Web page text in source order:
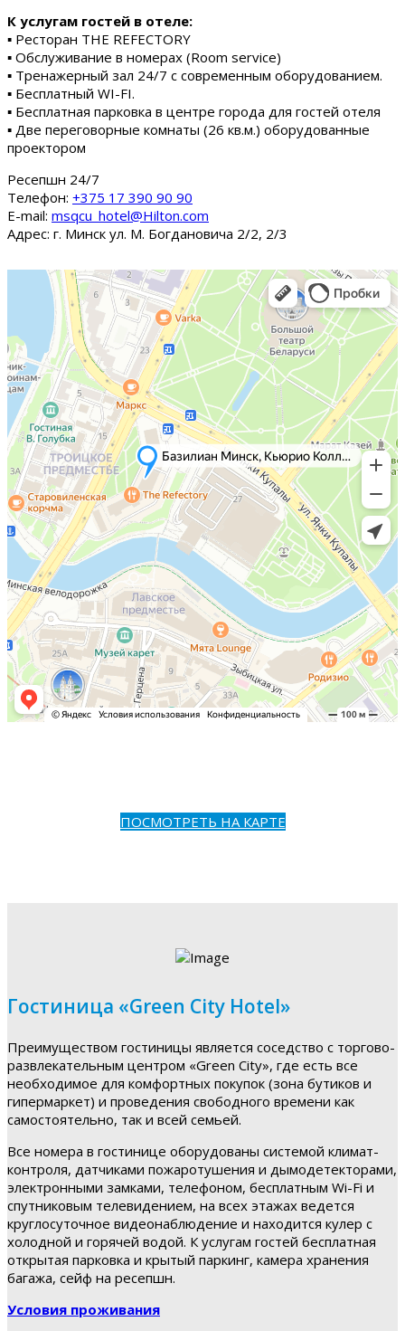
К услугам гостей в отеле:
▪ Ресторан THE REFECTORY
▪ Обслуживание в номерах (Room service)
▪ Тренажерный зал 24/7 с современным оборудованием.
▪ Бесплатный WI-FI.
▪ Бесплатная парковка в центре города для гостей отеля
▪ Две переговорные комнаты (26 кв.м.) оборудованные
проектором
Ресепшн 24/7
Tелефон: +375 17 390 90 90
E-mail: msqcu_hotel@Hilton.com
Адрес: г. Минск ул. М. Богдановича 2/2, 2/3
ПОСМОТРЕТЬ НА КАРТЕ
Гостиница «Green City Hotel»
Преимуществом гостиницы является соседство с торгово-
развлекательным центром «Green City», где есть все
необходимое для комфортных покупок (зона бутиков и
гипермаркет) и проведения свободного времени как
самостоятельно, так и всей семьей.
Все номера в гостинице оборудованы системой климат-
контроля, датчиками пожаротушения и дымодетекторами,
электронными замками, телефоном, бесплатным Wi-Fi и
спутниковым телевидением, на всех этажах ведется
круглосуточное видеонаблюдение и находится кулер с
холодной и горячей водой. К услугам гостей бесплатная
открытая парковка и крытый паркинг, камера хранения
багажа, сейф на ресепшн.
Условия проживания